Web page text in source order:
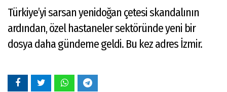
Türkiye’yi sarsan yenidoğan çetesi skandalının
ardından, özel hastaneler sektöründe yeni bir
dosya daha gündeme geldi. Bu kez adres İzmir.